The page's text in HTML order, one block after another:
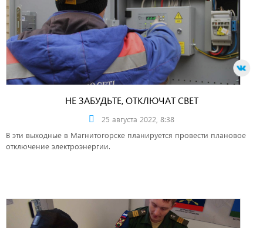
НЕ ЗАБУДЬТЕ, ОТКЛЮЧАТ СВЕТ
25 августа 2022, 8:38
В эти выходные в Магнитогорске планируется провести плановое
отключение электроэнергии.